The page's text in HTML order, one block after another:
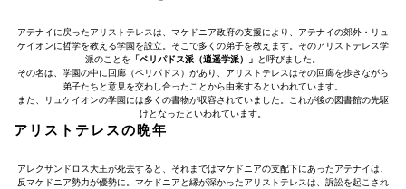
アテナイに戻ったアリストテレスは、マケドニア政府の支援により、アテナイの郊外・リュ
ケイオンに哲学を教える学園を設立。そこで多くの弟子を教えます。そのアリストテレス学
派のことを 「ペリパドス派（逍遥学派）」 と呼びました。
その名は、学園の中に回廊（ペリパドス）があり、アリストテレスはその回廊を歩きながら
弟子たちと意見を交わし合ったことから由来するといわれています。
また、リュケイオンの学園には多くの書物が収容されていました。これが後の図書館の先駆
けとなったといわれています。
アリストテレスの晩年
アレクサンドロス大王が死去すると、それまではマケドニアの支配下にあったアテナイは、
反マケドニア勢力が優勢に。マケドニアと縁が深かったアリストテレスは、訴訟を起こされ